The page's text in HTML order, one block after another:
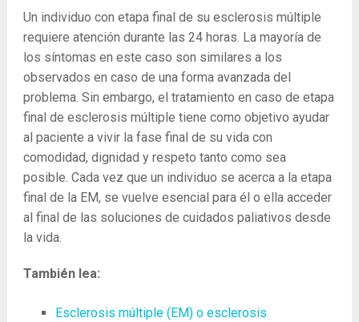
Un individuo con etapa final de su esclerosis múltiple
requiere atención durante las 24 horas. La mayoría de
los síntomas en este caso son similares a los
observados en caso de una forma avanzada del
problema. Sin embargo, el tratamiento en caso de etapa
final de esclerosis múltiple tiene como objetivo ayudar
al paciente a vivir la fase final de su vida con
comodidad, dignidad y respeto tanto como sea
posible. Cada vez que un individuo se acerca a la etapa
final de la EM, se vuelve esencial para él o ella acceder
al final de las soluciones de cuidados paliativos desde
la vida.
También lea:
Esclerosis múltiple (EM) o esclerosis